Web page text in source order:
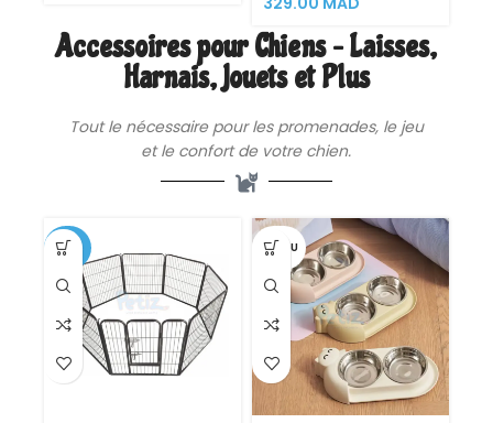
Accessoires pour Chiens – Laisses,
Harnais, Jouets et Plus
Tout le nécessaire pour les promenades, le jeu
et le confort de votre chien.
-22% VENDU